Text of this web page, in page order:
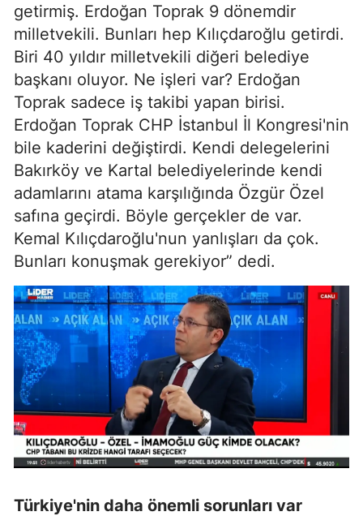
getirmiş. Erdoğan Toprak 9 dönemdir
milletvekili. Bunları hep Kılıçdaroğlu getirdi.
Biri 40 yıldır milletvekili diğeri belediye
başkanı oluyor. Ne işleri var? Erdoğan
Toprak sadece iş takibi yapan birisi.
Erdoğan Toprak CHP İstanbul İl Kongresi'nin
bile kaderini değiştirdi. Kendi delegelerini
Bakırköy ve Kartal belediyelerinde kendi
adamlarını atama karşılığında Özgür Özel
safına geçirdi. Böyle gerçekler de var.
Kemal Kılıçdaroğlu'nun yanlışları da çok.
Bunları konuşmak gerekiyor” dedi.
Türkiye'nin daha önemli sorunları var